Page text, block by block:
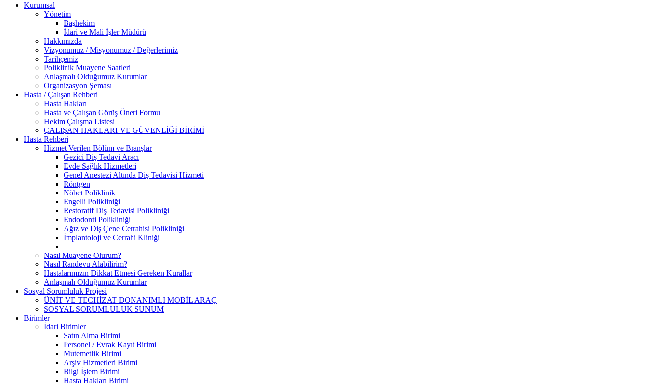
Kurumsal
Yönetim
Başhekim
İdari ve Mali İşler Müdürü
Hakkımızda
Vizyonumuz / Misyonumuz / Değerlerimiz
Tarihçemiz
Poliklinik Muayene Saatleri
Anlaşmalı Olduğumuz Kurumlar
Organizasyon Şeması
Hasta / Çalışan Rehberi
Hasta Hakları
Hasta ve Çalışan Görüş Öneri Formu
Hekim Çalışma Listesi
ÇALIŞAN HAKLARI VE GÜVENLİĞİ BİRİMİ
Hasta Rehberi
Hizmet Verilen Bölüm ve Branşlar
Gezici Diş Tedavi Aracı
Evde Sağlık Hizmetleri
Genel Anestezi Altında Diş Tedavisi Hizmeti
Röntgen
Nöbet Poliklinik
Engelli Polikliniği
Restoratif Diş Tedavisi Polikliniği
Endodonti Polikliniği
Ağız ve Diş Çene Cerrahisi Polikliniği
İmplantoloji ve Cerrahi Kliniği
Nasıl Muayene Olurum?
Nasıl Randevu Alabilirim?
Hastalarımızın Dikkat Etmesi Gereken Kurallar
Anlaşmalı Olduğumuz Kurumlar
Sosyal Sorumluluk Projesi
ÜNİT VE TECHİZAT DONANIMLI MOBİL ARAÇ
SOSYAL SORUMLULUK SUNUM
Birimler
İdari Birimler
Satın Alma Birimi
Personel / Evrak Kayıt Birimi
Mutemetlik Birimi
Arşiv Hizmetleri Birimi
Bilgi İşlem Birimi
Hasta Hakları Birimi